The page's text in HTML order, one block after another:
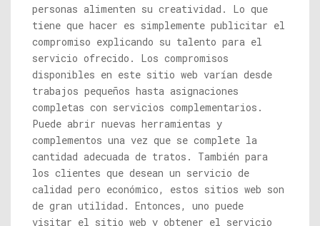
personas alimenten su creatividad. Lo que
tiene que hacer es simplemente publicitar el
compromiso explicando su talento para el
servicio ofrecido. Los compromisos
disponibles en este sitio web varían desde
trabajos pequeños hasta asignaciones
completas con servicios complementarios.
Puede abrir nuevas herramientas y
complementos una vez que se complete la
cantidad adecuada de tratos. También para
los clientes que desean un servicio de
calidad pero económico, estos sitios web son
de gran utilidad. Entonces, uno puede
visitar el sitio web y obtener el servicio